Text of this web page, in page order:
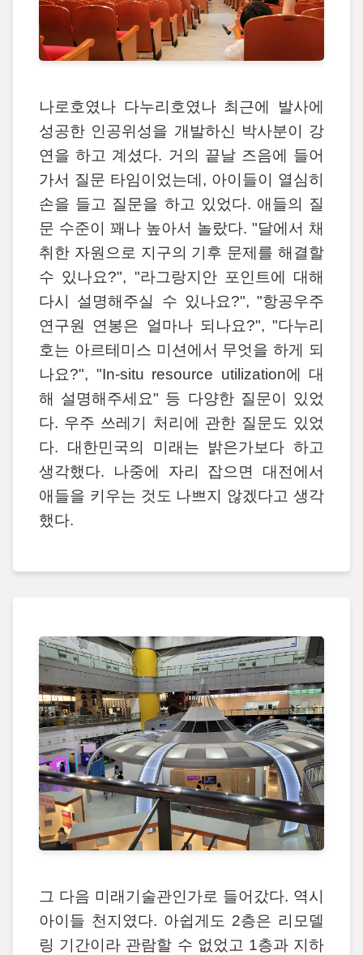
나로호였나 다누리호였나 최근에 발사에
성공한 인공위성을 개발하신 박사분이 강
연을 하고 계셨다. 거의 끝날 즈음에 들어
가서 질문 타임이었는데, 아이들이 열심히
손을 들고 질문을 하고 있었다. 애들의 질
문 수준이 꽤나 높아서 놀랐다. "달에서 채
취한 자원으로 지구의 기후 문제를 해결할
수 있나요?", "라그랑지안 포인트에 대해
다시 설명해주실 수 있나요?", "항공우주
연구원 연봉은 얼마나 되나요?", "다누리
호는 아르테미스 미션에서 무엇을 하게 되
나요?", "In-situ resource utilization에 대
해 설명해주세요" 등 다양한 질문이 있었
다. 우주 쓰레기 처리에 관한 질문도 있었
다. 대한민국의 미래는 밝은가보다 하고
생각했다. 나중에 자리 잡으면 대전에서
애들을 키우는 것도 나쁘지 않겠다고 생각
했다.
그 다음 미래기술관인가로 들어갔다. 역시
아이들 천지였다. 아쉽게도 2층은 리모델
링 기간이라 관람할 수 없었고 1층과 지하